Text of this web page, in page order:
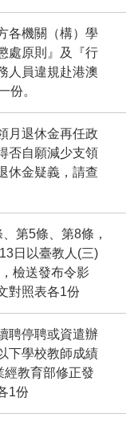
各機關（構）學
處原則』及『行
人員違規赴港澳
份。
月退休金再任政
否自願減少支領
休金疑義，請查
第5條、第8條，
日以臺教人(三)
檢送發布令影
對照表各1份
聘停聘或資遣辦
下學校教師成績
經教育部修正發
1份